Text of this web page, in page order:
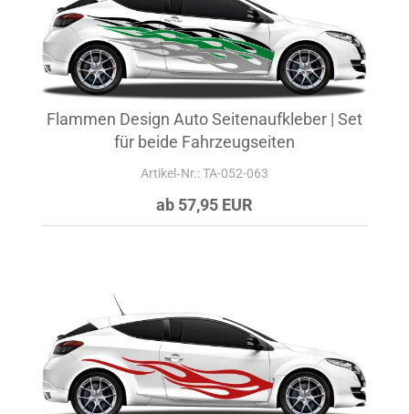
Flammen Design Auto Seitenaufkleber | Set
für beide Fahrzeugseiten
Artikel‑Nr.: TA-052-063
ab 57,95 EUR